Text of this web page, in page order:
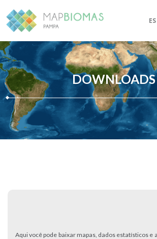
ES
DOWNLOADS
Aqui você pode baixar mapas, dados estatísticos e